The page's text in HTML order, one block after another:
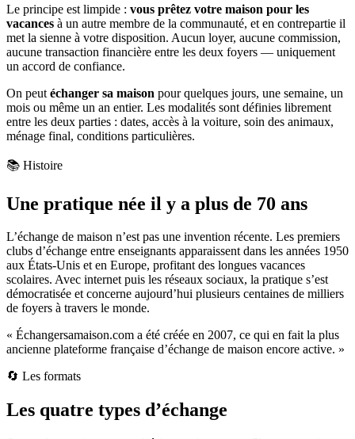
Le principe est limpide : vous prêtez votre maison pour les
vacances à un autre membre de la communauté, et en contrepartie il
met la sienne à votre disposition. Aucun loyer, aucune commission,
aucune transaction financière entre les deux foyers — uniquement
un accord de confiance.
On peut échanger sa maison pour quelques jours, une semaine, un
mois ou même un an entier. Les modalités sont définies librement
entre les deux parties : dates, accès à la voiture, soin des animaux,
ménage final, conditions particulières.
📚 Histoire
Une pratique née il y a plus de 70 ans
L’échange de maison n’est pas une invention récente. Les premiers
clubs d’échange entre enseignants apparaissent dans les années 1950
aux États-Unis et en Europe, profitant des longues vacances
scolaires. Avec internet puis les réseaux sociaux, la pratique s’est
démocratisée et concerne aujourd’hui plusieurs centaines de milliers
de foyers à travers le monde.
« Échangersamaison.com a été créée en 2007, ce qui en fait la plus
ancienne plateforme française d’échange de maison encore active. »
🔄 Les formats
Les quatre types d’échange